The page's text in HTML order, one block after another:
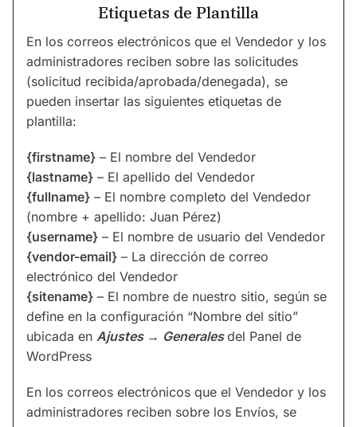
Etiquetas de Plantilla
En los correos electrónicos que el Vendedor y los
administradores reciben sobre las solicitudes
(solicitud recibida/aprobada/denegada), se
pueden insertar las siguientes etiquetas de
plantilla:
{firstname} – El nombre del Vendedor
{lastname} – El apellido del Vendedor
{fullname} – El nombre completo del Vendedor
(nombre + apellido: Juan Pérez)
{username} – El nombre de usuario del Vendedor
{vendor-email} – La dirección de correo
electrónico del Vendedor
{sitename} – El nombre de nuestro sitio, según se
define en la configuración “Nombre del sitio”
ubicada en Ajustes → Generalesdel Panel de
WordPress
En los correos electrónicos que el Vendedor y los
administradores reciben sobre los Envíos, se